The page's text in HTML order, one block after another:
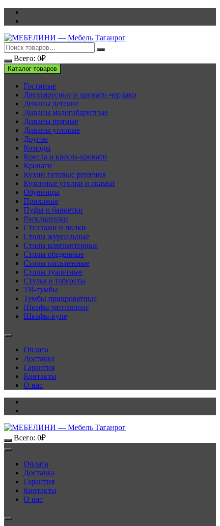
Перейти
Всего: 0₽
Каталог товаров
Гостиные
Двухъярусные и кровати-чердаки
Диваны детские
Диваны малогабаритные
Диваны прямые
Диваны угловые
Другое
Комоды
Кресла и кресла-кровати
Кровати
Кухни готовые решения
Кухонные уголки и скамьи
Обувницы
Прихожие
Пуфы и банкетки
Раскладушки
Стеллажи и полки
Столы журнальные
Столы компьютерные
Столы обеденные
Столы письменные
Столы туалетные
Стулья и табуреты
ТВ-тумбы
Тумбы прикроватные
Шкафы распашные
Шкафы-купе
Оплата
Доставка
Гарантия
Контакты
О нас
Всего: 0₽
Оплата
Доставка
Гарантия
Контакты
О нас